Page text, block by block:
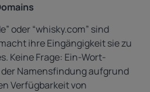
oder “whisky.com” sind
ihre Eingängigkeit sie zu
Keine Frage: Ein-Wort-
Namensfindung aufgrund
Verfügbarkeit von